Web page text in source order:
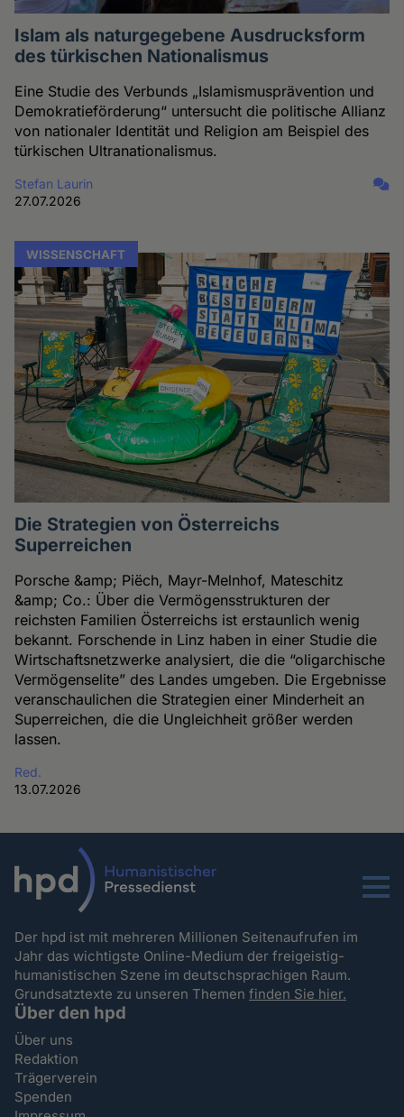
Islam als naturgegebene Ausdrucksform
des türkischen Nationalismus
Eine Studie des Verbunds „Islamismusprävention und
Demokratieförderung“ untersucht die politische Allianz
von nationaler Identität und Religion am Beispiel des
türkischen Ultranationalismus.
Stefan Laurin
27.07.2026
WISSENSCHAFT
Die Strategien von Österreichs
Superreichen
Porsche &amp; Piëch, Mayr-Melnhof, Mateschitz
&amp; Co.: Über die Vermögensstrukturen der
reichsten Familien Österreichs ist erstaunlich wenig
bekannt. Forschende in Linz haben in einer Studie die
Wirtschaftsnetzwerke analysiert, die die “oligarchische
Vermögenselite” des Landes umgeben. Die Ergebnisse
veranschaulichen die Strategien einer Minderheit an
Superreichen, die die Ungleichheit größer werden
lassen.
Red.
13.07.2026
Menu
Der hpd ist mit mehreren Millionen Seitenaufrufen im
Jahr das wichtigste Online-Medium der freigeistig-
humanistischen Szene im deutschsprachigen Raum.
Grundsatztexte zu unseren Themenfinden Sie hier.
Über den hpd
Über uns
Redaktion
Trägerverein
Spenden